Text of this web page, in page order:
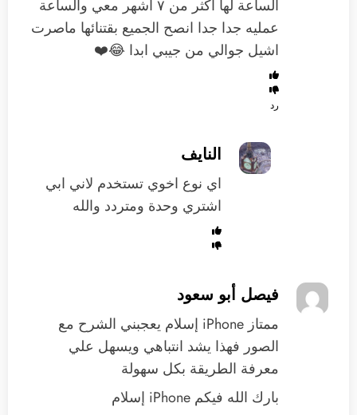
الساعة لها اكثر من ٧ اشهر معي والساعة
عمليه جدا جدا انصح الجميع بقتنائها ماصرت
اشيل جوالي من جيبي ابدا 😂❤️
رد
النايف
اي نوع اخوي تستخدم لاني ابي
اشتري وحدة ومتردد والله
فيصل أبو سعود
‏ممتاز iPhone إسلام يعجبني الشرح مع
الصور فهذا يشد انتباهي ويسهل علي
معرفة الطريقة بكل سهولة
‏بارك الله فيكم iPhone إسلام